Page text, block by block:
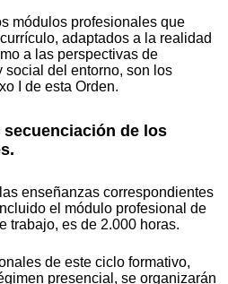
módulos profesionales que
adaptados a la realidad
a las perspectivas de
social del entorno, son los
I de esta Orden.
de los
enseñanzas correspondientes
el módulo profesional de
trabajo, es de 2.000 horas.
de este ciclo formativo,
presencial, se organizarán